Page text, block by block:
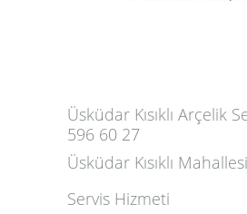
Üsküdar Kısıklı Arçelik
596 60 27
Üsküdar Kısıklı
Servis Hizmeti